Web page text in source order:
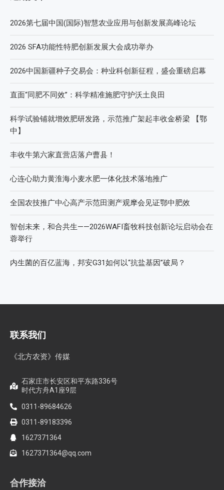
2026第七届中国(国际)智慧农业应用与创新发展高峰论坛
2026 SFA功能性特肥创新发展大会成功举办
2026中国新疆种子交易会：种业科创新征程，盛会重磅启幕
直面“同肥不同效”：科学精准施肥守护沃土良田
科学试验铺就增效肥研发路，示范推广架起丰收金桥梁 【鄂
中】
丰收牛第六家直营店落户曹县！
心连心助力黄淮海小麦水肥一体化技术落地推广
全国农技推广中心高产示范田测产观摩会见证鄂中肥效
智创未来，和合共生——2026WAFI畜牧科技创新论坛启动会在
蓉举行
内生菌的百亿蓝海，邦安G31如何以“抗盐基因”破局？
联系我们
《北方农资》传媒
石家庄市长安区和平东路336号
时代方舟A1座9层
0311-89684626
0311-89183396
1627371364
1627371364@qq.com
合作接洽